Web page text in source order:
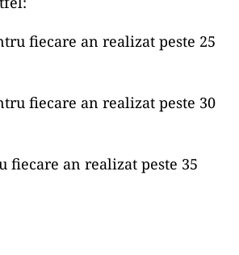
fiecare an realizat peste 25
fiecare an realizat peste 30
fiecare an realizat peste 35